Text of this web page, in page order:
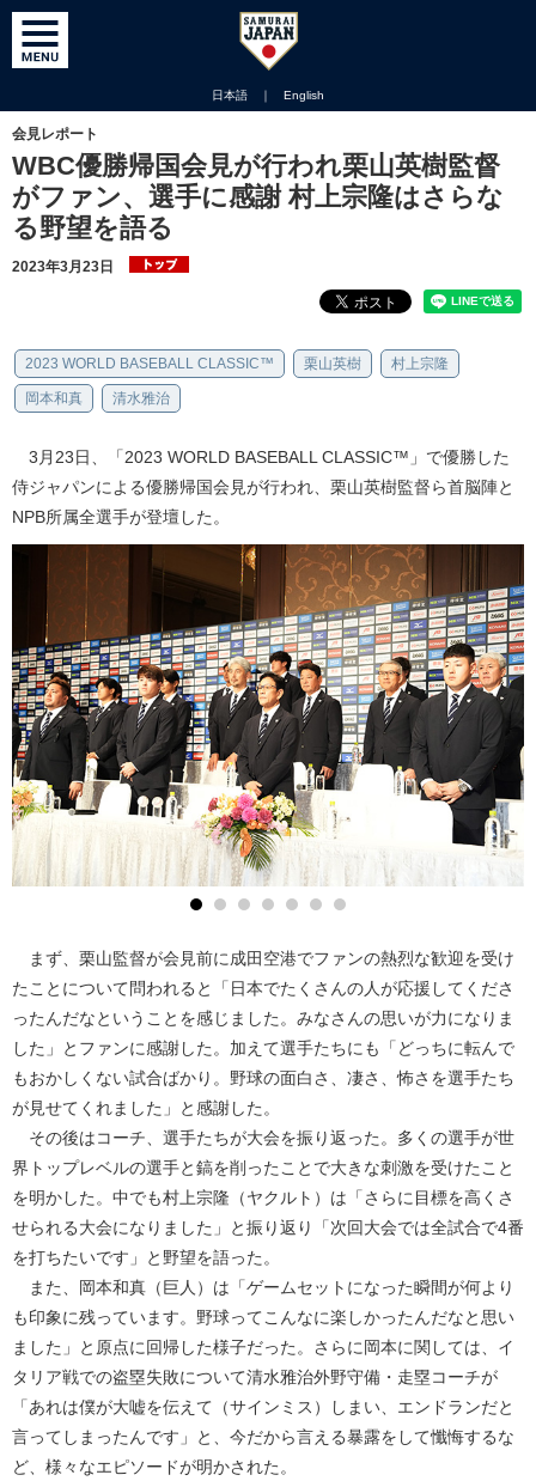
日本語 ｜ English
会見レポート
WBC優勝帰国会見が行われ栗山英樹監督
がファン、選手に感謝 村上宗隆はさらな
る野望を語る
2023年3月23日
2023 WORLD BASEBALL CLASSIC™ 栗山英樹 村上宗隆
岡本和真 清水雅治
3月23日、「2023 WORLD BASEBALL CLASSIC™」で優勝した
侍ジャパンによる優勝帰国会見が行われ、栗山英樹監督ら首脳陣と
NPB所属全選手が登壇した。
まず、栗山監督が会見前に成田空港でファンの熱烈な歓迎を受け
たことについて問われると「日本でたくさんの人が応援してくださ
ったんだなということを感じました。みなさんの思いが力になりま
した」とファンに感謝した。加えて選手たちにも「どっちに転んで
もおかしくない試合ばかり。野球の面白さ、凄さ、怖さを選手たち
が見せてくれました」と感謝した。
その後はコーチ、選手たちが大会を振り返った。多くの選手が世
界トップレベルの選手と鎬を削ったことで大きな刺激を受けたこと
を明かした。中でも村上宗隆（ヤクルト）は「さらに目標を高くさ
せられる大会になりました」と振り返り「次回大会では全試合で4番
を打ちたいです」と野望を語った。
また、岡本和真（巨人）は「ゲームセットになった瞬間が何より
も印象に残っています。野球ってこんなに楽しかったんだなと思い
ました」と原点に回帰した様子だった。さらに岡本に関しては、イ
タリア戦での盗塁失敗について清水雅治外野守備・走塁コーチが
「あれは僕が大嘘を伝えて（サインミス）しまい、エンドランだと
言ってしまったんです」と、今だから言える暴露をして懺悔するな
ど、様々なエピソードが明かされた。